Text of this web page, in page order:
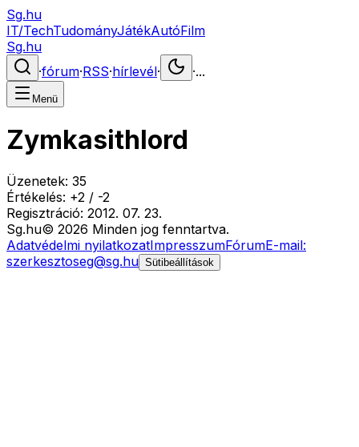
Sg.hu
IT/TechTudományJátékAutóFilm
Sg.hu
·fórum·RSS·hírlevél· ·...
Menü
Zymkasithlord
Üzenetek: 35
Értékelés: +2 / -2
Regisztráció: 2012. 07. 23.
Sg.hu© 2026 Minden jog fenntartva.
Adatvédelmi nyilatkozatImpresszumFórumE-mail:
szerkesztoseg@sg.hu Sütibeállítások